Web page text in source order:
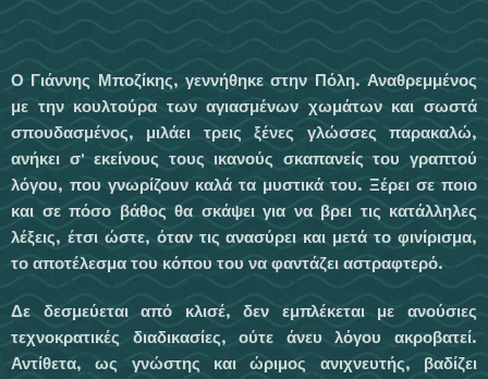
Ο Γιάννης Μποζίκης, γεννήθηκε στην Πόλη. Αναθρεμμέ­νος
με την κουλτούρα των αγιασμένων χωμά­των και σωστά
σπουδασμένος, μιλάει τρεις ξέ­νες γλώσσες παρακαλώ,
ανήκει σ' εκείνους τους ικανούς σκαπανείς του γραπτού
λόγου, που γνωρίζουν καλά τα μυστικά του. Ξέρει σε ποιο
και σε πόσο βάθος θα σκάψει για να βρει τις κατάλληλες
λέξεις, έτσι ώστε, όταν τις ανασύρει και μετά το φινίρισμα,
το απο­τέλεσμα του κόπου του να φαντάζει αστρα­φτερό.
Δε δεσμεύεται από κλισέ, δεν εμπλέκεται με ανούσιες
τεχνοκρατικές διαδικασίες, ούτε άνευ λόγου ακροβατεί.
Αντίθετα, ως γνώστης και ώριμος ανιχνευτής, βαδίζει